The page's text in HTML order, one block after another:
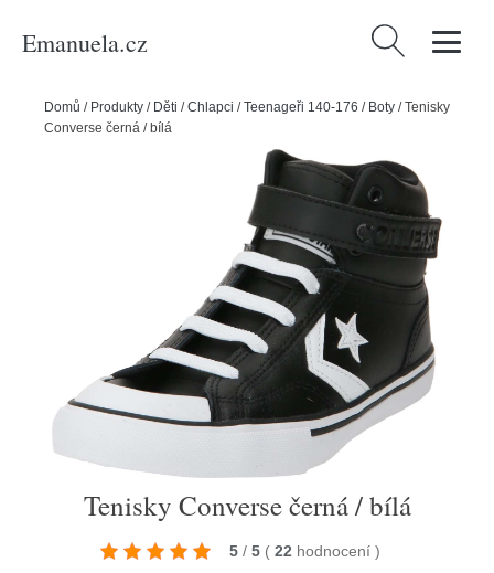
Emanuela.cz Vyhledávání
Domů / Produkty / Děti /Chlapci /Teenageři 140-176 / Boty /Tenisky
Converse černá / bílá
Tenisky Converse černá / bílá
5 / 5 ( 22 hodnocení )